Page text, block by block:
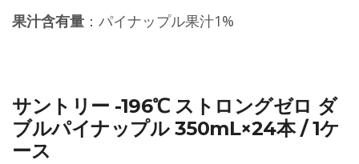
果汁含有量 ：パイナップル果汁1%
サントリー -196℃ ストロングゼロ ダ
ブルパイナップル 350mL×24本 / 1ケ
ース